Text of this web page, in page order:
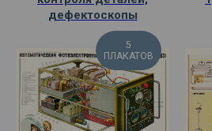
дефектоскопы
5
ПЛАКАТОВ